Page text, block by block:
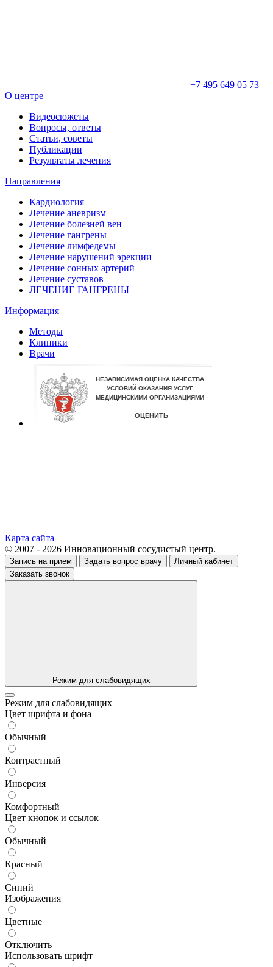
+7 495 649 05 73
О центре
Видеосюжеты
Вопросы, ответы
Статьи, советы
Публикации
Результаты лечения
Направления
Кардиология
Лечение аневризм
Лечение болезней вен
Лечение гангрены
Лечение лимфедемы
Лечение нарушений эрекции
Лечение сонных артерий
Лечение суставов
ЛЕЧЕНИЕ ГАНГРЕНЫ
Информация
Методы
Клиники
Врачи
Карта сайта
© 2007 - 2026 Инновационный сосудистый центр.
Запись на прием Задать вопрос врачу
Личный кабинет
Заказать звонок
Режим для слабовидящих
Режим для слабовидящих
Цвет шрифта и фона
Обычный
Контрастный
Инверсия
Комфортный
Цвет кнопок и ссылок
Обычный
Красный
Синий
Изображения
Цветные
Отключить
Использовать шрифт